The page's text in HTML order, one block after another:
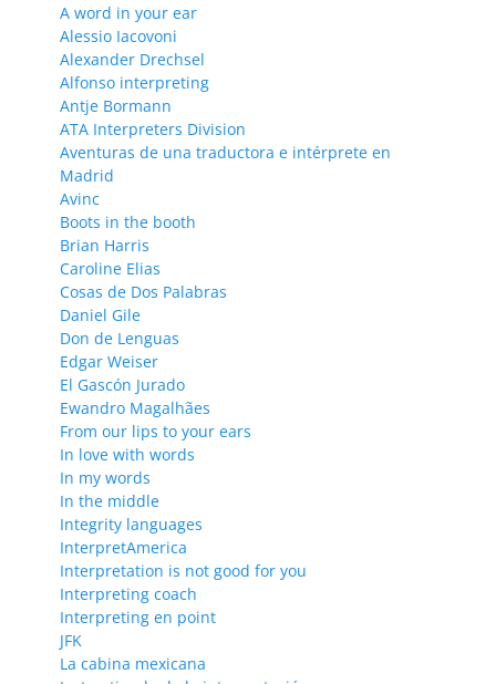
A word in your ear
Alessio Iacovoni
Alexander Drechsel
Alfonso interpreting
Antje Bormann
ATA Interpreters Division
Aventuras de una traductora e intérprete en
Madrid
Avinc
Boots in the booth
Brian Harris
Caroline Elias
Cosas de Dos Palabras
Daniel Gile
Don de Lenguas
Edgar Weiser
El Gascón Jurado
Ewandro Magalhães
From our lips to your ears
In love with words
In my words
In the middle
Integrity languages
InterpretAmerica
Interpretation is not good for you
Interpreting coach
Interpreting en point
JFK
La cabina mexicana